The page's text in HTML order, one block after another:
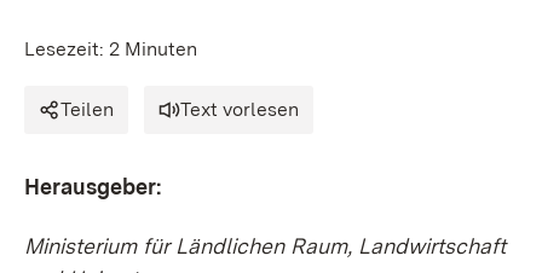
Lesezeit: 2 Minuten
Teilen Text vorlesen
Herausgeber:
Ministerium für Ländlichen Raum, Landwirtschaft